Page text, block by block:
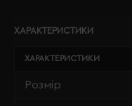
ХАРАКТЕРИСТИКИ
ХАРАКТЕРИСТИКИ
Розмір